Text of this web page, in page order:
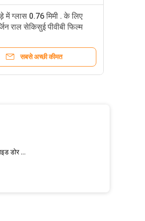
ग्लास 0.76 मिमी . के लिए
राल सेकिसुई पीवीबी फिल्म
सबसे अच्छी कीमत